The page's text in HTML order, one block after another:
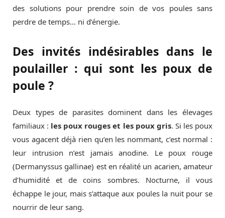
des solutions pour prendre soin de vos poules sans
perdre de temps… ni d’énergie.
Des invités indésirables dans le
poulailler : qui sont les poux de
poule ?
Deux types de parasites dominent dans les élevages
familiaux : les poux rouges et les poux gris. Si les poux
vous agacent déjà rien qu’en les nommant, c’est normal :
leur intrusion n’est jamais anodine. Le poux rouge
(Dermanyssus gallinae) est en réalité un acarien, amateur
d’humidité et de coins sombres. Nocturne, il vous
échappe le jour, mais s’attaque aux poules la nuit pour se
nourrir de leur sang.